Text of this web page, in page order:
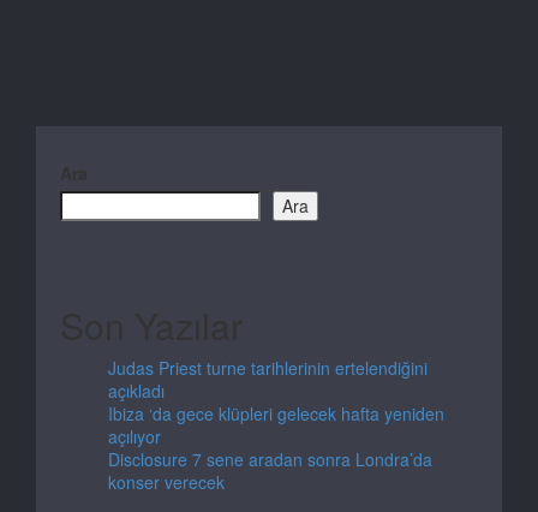
Ara
Judas Priest turne tarihlerinin ertelendiğini
açıkladı
Ibiza ‘da gece klüpleri gelecek hafta yeniden
açılıyor
Disclosure 7 sene aradan sonra Londra’da
konser verecek